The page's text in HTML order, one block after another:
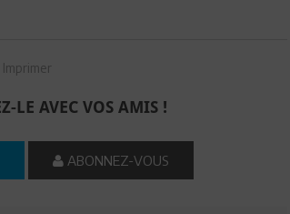
Imprimer
LE AVEC VOS AMIS !
ABONNEZ-VOUS